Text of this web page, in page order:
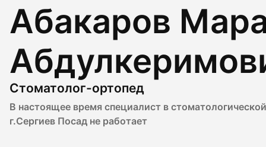
Хирургия
Абакаров
Стоматолог-ортопед
В настоящее время специалист в
г.Сергиев Посад не работает